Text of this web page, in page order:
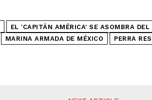
EL 'CAPITÁN AMÉRICA' SE ASOMBRA
MARINA ARMADA DE MÉXICO PERRA